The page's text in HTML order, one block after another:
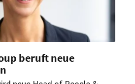
beruft neue